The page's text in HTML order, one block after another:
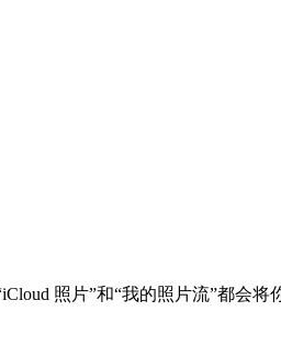
照片”和“我的照片流”都会